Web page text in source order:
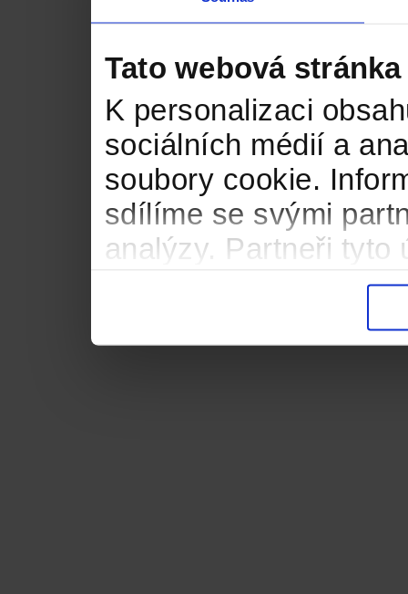
Tato webová
K personalizaci
sociálních médií a
soubory cookie.
sdílíme se svými
analýzy. Partneři tyto
informacemi, které